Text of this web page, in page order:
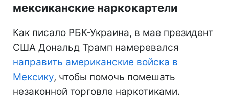
мексиканские наркокартели
Как писало РБК-Украина, в мае президент
США Дональд Трамп намеревался
направить американские войска в
Мексику, чтобы помочь помешать
незаконной торговле наркотиками.